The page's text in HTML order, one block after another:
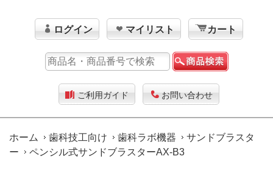
ログイン マイリスト カート
ご利用ガイド お問い合わせ
ホーム 歯科技工向け 歯科ラボ機器
サンドブラスタ
ー
ペンシル式サンドブラスターAX-B3